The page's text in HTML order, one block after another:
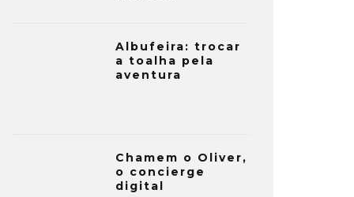
Albufeira: trocar
a toalha pela
aventura
Chamem o Oliver,
o concierge
digital